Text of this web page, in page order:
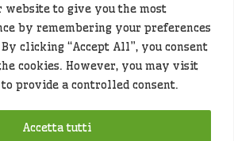
website to give you the most
by remembering your preferences
clicking “Accept All”, you consent
cookies. However, you may visit
provide a controlled consent.
Accetta tutti
generati in bozza rielaborando, con
generativa, contenuti
istituzionali e altri siti di interesse
pubblicazioni l'articolo viene
i miei dati (privacy policy)